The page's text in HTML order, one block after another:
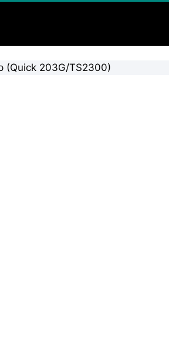
(Quick 203G/TS2300)